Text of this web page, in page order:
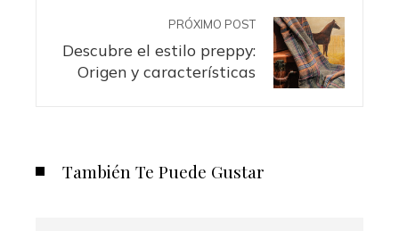
PRÓXIMO POST
Descubre el estilo preppy:
Origen y características
También Te Puede Gustar